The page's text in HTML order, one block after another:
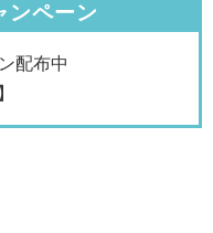
ンペーン
配布中
】